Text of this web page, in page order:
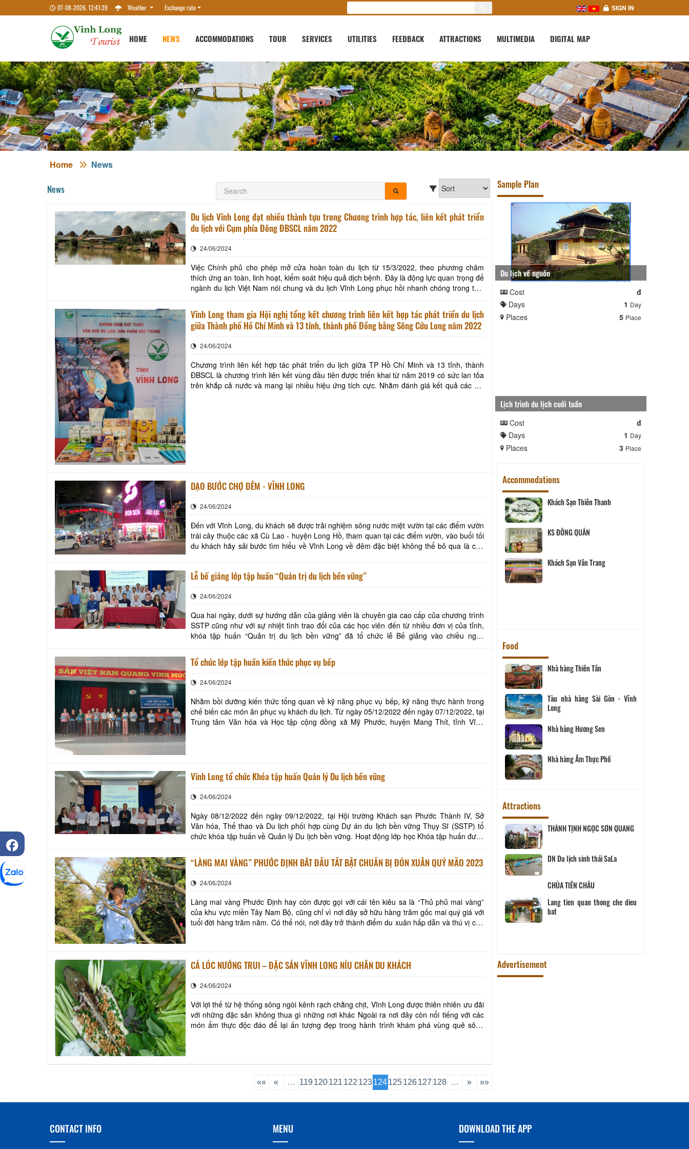
07-08-2026, 12:41:40 Weather Exchange rate SIGN IN
HOME NEWS ACCOMMODATIONS TOUR SERVICES UTILITIES FEEDBACK ATTRACTIONS MULTIMEDIA DIGITAL MAP
Home News
News
Du lịch Vĩnh Long đạt nhiều thành tựu trong Chương trình hợp tác, liên kết phát triển
du lịch với Cụm phía Đông ĐBSCL năm 2022
24/06/2024
Việc Chính phủ cho phép mở cửa hoàn toàn du lịch từ 15/3/2022, theo phương châm
thích ứng an toàn, linh hoạt, kiểm soát hiệu quả dịch bệnh. Đây là động lực quan trọng để
ngành du lịch Việt Nam nói chung và du lịch Vĩnh Long phục hồi nhanh chóng trong thời
Vĩnh Long tham gia Hội nghị tổng kết chương trình liên kết hợp tác phát triển du lịch
giữa Thành phố Hồ Chí Minh và 13 tỉnh, thành phố Đồng bằng Sông Cửu Long năm 2022
24/06/2024
Chương trình liên kết hợp tác phát triển du lịch giữa TP Hồ Chí Minh và 13 tỉnh, thành
ĐBSCL là chương trình liên kết vùng đầu tiên được triển khai từ năm 2019 có sức lan tỏa
trên khắp cả nước và mang lại nhiều hiệu ứng tích cực. Nhằm đánh giá kết quả các nội
DẠO BƯỚC CHỢ ĐÊM - VĨNH LONG
24/06/2024
Đến với Vĩnh Long, du khách sẽ được trải nghiệm sông nước miệt vườn tại các điểm vườn
trái cây thuộc các xã Cù Lao - huyện Long Hồ, tham quan tại các điểm vườn, vào buổi tối
du khách hãy sải bước tìm hiểu về Vĩnh Long về đêm đặc biệt không thể bỏ qua là chợ
Lễ bế giảng lớp tập huấn “Quản trị du lịch bền vững”
24/06/2024
Qua hai ngày, dưới sự hướng dẫn của giảng viên là chuyên gia cao cấp của chương trình
SSTP cũng như với sự nhiệt tình trao đổi của các học viên đến từ nhiều đơn vị của tỉnh,
khóa tập huấn “Quản trị du lịch bền vững” đã tổ chức lễ Bế giảng vào chiều ngày
Tổ chức lớp tập huấn kiến thức phục vụ bếp
24/06/2024
Nhằm bồi dưỡng kiến thức tổng quan về kỹ năng phục vụ bếp, kỹ năng thực hành trong
chế biến các món ăn phục vụ khách du lịch. Từ ngày 05/12/2022 đến ngày 07/12/2022, tại
Trung tâm Văn hóa và Học tập cộng đồng xã Mỹ Phước, huyện Mang Thít, tỉnh Vĩnh
Vĩnh Long tổ chức Khóa tập huấn Quản lý Du lịch bền vững
24/06/2024
Ngày 08/12/2022 đến ngày 09/12/2022, tại Hội trường Khách sạn Phước Thành IV, Sở
Văn hóa, Thể thao và Du lịch phối hợp cùng Dự án du lịch bền vững Thụy Sĩ (SSTP) tổ
chức khóa tập huấn về Quản lý Du lịch bền vững. Hoạt động lớp học Khóa tập huấn được
“LÀNG MAI VÀNG” PHƯỚC ĐỊNH BẮT ĐẦU TẤT BẬT CHUẨN BỊ ĐÓN XUÂN QUÝ MÃO 2023
24/06/2024
Làng mai vàng Phước Định hay còn được gọi với cái tên kiêu sa là “Thủ phủ mai vàng”
của khu vực miền Tây Nam Bộ, cũng chỉ vì nơi đây sở hữu hàng trăm gốc mai quý giá với
tuổi đời hàng trăm năm. Có thể nói, nơi đây trở thành điểm du xuân hấp dẫn và thú vị cho
CÁ LÓC NƯỚNG TRUI – ĐẶC SẢN VĨNH LONG NÍU CHÂN DU KHÁCH
24/06/2024
Với lợi thế từ hệ thống sông ngòi kênh rạch chằng chịt, Vĩnh Long được thiên nhiên ưu đãi
với những đặc sản không thua gì những nơi khác Ngoài ra nơi đây còn nổi tiếng với các
món ẩm thực độc đáo để lại ấn tượng đẹp trong hành trình khám phá vùng quê sông
«« « … 119 120121 122 123124125126127 128 … » »»
Sample Plan
Du lịch về nguồn
Cost
đ
Days
1 Day
Places 5 Place
Lịch trình du lịch cuối tuần
Cost
đ
Days
1 Day
Places 3 Place
Accommodations
Khách sạn Cửu Long Khách sạn Ngũ Long Hai
Khách Sạn Thiên Thanh
KS ĐÔNG QUÂN
Khách Sạn Vân Trang
Food
Nhà hàng Thiên Tân
Tàu nhà hàng Sài Gòn - Vĩnh
Long
Nhà hàng Hương Sen
Nhà hàng Ẩm Thực Phố
Attractions
Khu tưởng niệm cố Thủ tướng Võ
Văn Kiệt
BẢO TÀNG VĨNH LONG
Trần Đại Nghĩa
Hộ kinh doanh CocoHome
Khu lưu niệm Chủ tịch Hội đồng
Bộ trưởng Phạm Hùng
KHU DU LỊCH VINH SANG
DN Đình Tân Hoa
THÁNH TỊNH NGỌC SƠN QUANG
DN Du lịch sinh thái SaLa
CHÙA TIÊN CHÂU
Lang tien quan thong che dieu
Advertisement
CONTACT INFO MENU DOWNLOAD THE APP